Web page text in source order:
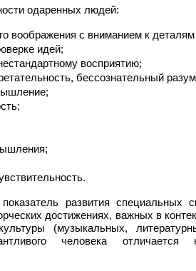
одаренных людей:
воображения с вниманием к
идей;
восприятию;
бессознательный
развития специальных
достижениях, важных в
(музыкальных,
человека отличается